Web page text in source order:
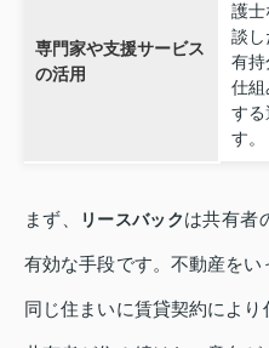
専門家や支援サービス
の活用
護士
談し
有持
仕組
する
す。
まず、 リースバックは共有者
有効な手段です。不動産をい
同じ住まいに賃貸契約により